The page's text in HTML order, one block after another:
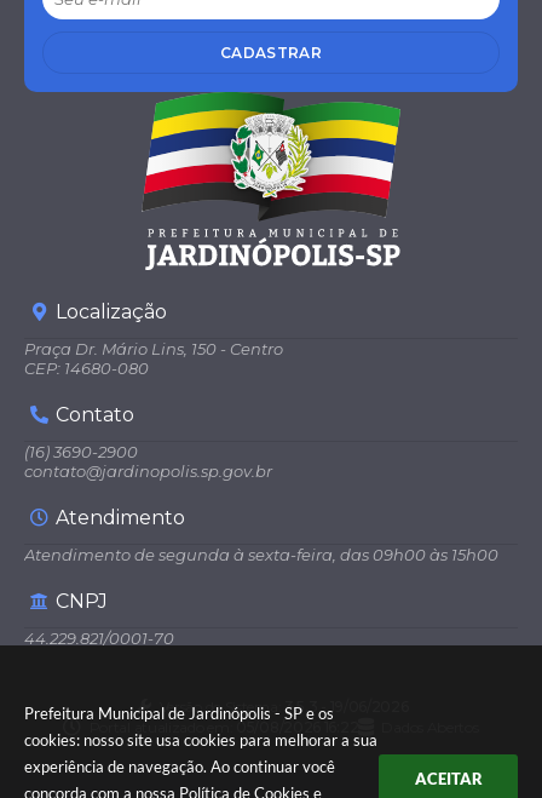
Prefeitura Municipal de Jardinópolis - SP e os
cookies: nosso site usa cookies para melhorar a sua
experiência de navegação. Ao continuar você
concorda com a nossa Política de Cookies e
ACEITAR
CADASTRAR
Localização
Praça Dr. Mário Lins, 150 - Centro
CEP: 14680-080
Contato
(16) 3690-2900
contato@jardinopolis.sp.gov.br
Atendimento
Atendimento de segunda à sexta-feira, das 09h00 às 15h00
CNPJ
44.229.821/0001-70
Versão do Sistema: 3.5.3 - 19/06/2026
Portal atualizado em:
05/08/2026 16:22